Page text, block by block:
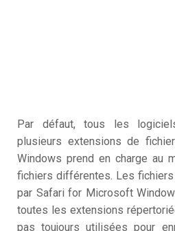
Par défaut, tous les
plusieurs extensions de
Windows prend en charge au
fichiers différentes. Les
par Safari for Microsoft
toutes les extensions
pas toujours utilisées pour